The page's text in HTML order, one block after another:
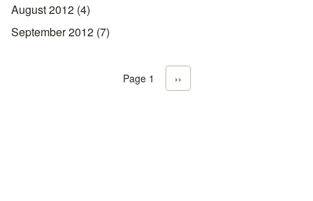
August 2012 (4)
September 2012 (7)
Pagination
Page 1 Next page
››